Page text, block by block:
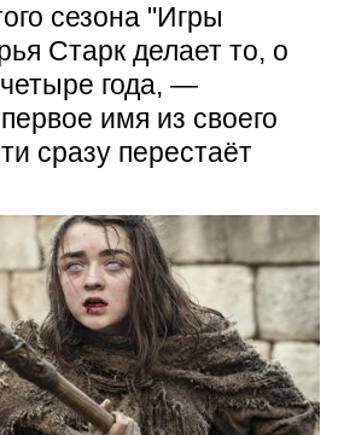
сезона "Игры
Старк делает то, о
года, —
имя из своего
сразу перестаёт